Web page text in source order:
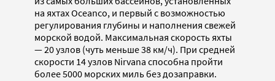
на яхтах Oceanco, и первый с возможностью
регулирования глубины и наполнения свежей
морской водой. Максимальная скорость яхты
— 20 узлов (чуть меньше 38 км/ч). При средней
скорости 14 узлов Nirvana способна пройти
более 5000 морских миль без дозаправки.